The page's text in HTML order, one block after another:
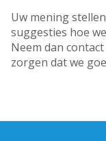
Uw mening
suggesties hoe
Neem dan
zorgen dat we